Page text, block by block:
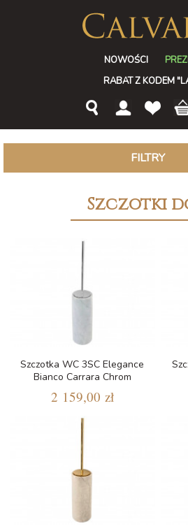
NOWOŚCI
RABAT Z KODEM
FILTRY
Szczotki
Szczotka WC 3SC Elegance
Bianco Carrara Chrom
2 159,00 zł